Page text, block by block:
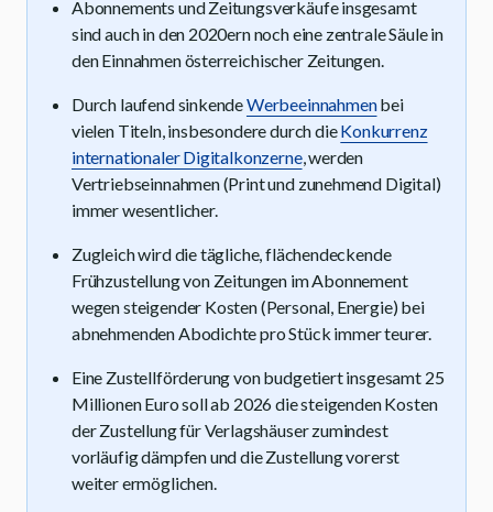
Abonnements und Zeitungsverkäufe insgesamt
sind auch in den 2020ern noch eine zentrale Säule in
den Einnahmen österreichischer Zeitungen.
Durch laufend sinkendeWerbeeinnahmenbei
vielen Titeln, insbesondere durch dieKonkurrenz
internationaler Digitalkonzerne, werden
Vertriebseinnahmen (Print und zunehmend Digital)
immer wesentlicher.
Zugleich wird die tägliche, flächendeckende
Frühzustellung von Zeitungen im Abonnement
wegen steigender Kosten (Personal, Energie) bei
abnehmenden Abodichte pro Stück immer teurer.
Eine Zustellförderung von budgetiert insgesamt 25
Millionen Euro soll ab 2026 die steigenden Kosten
der Zustellung für Verlagshäuser zumindest
vorläufig dämpfen und die Zustellung vorerst
weiter ermöglichen.